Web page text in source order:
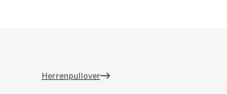
Herrenpullover